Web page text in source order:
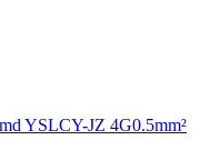
YSLCY-JZ 4G0.5mm²